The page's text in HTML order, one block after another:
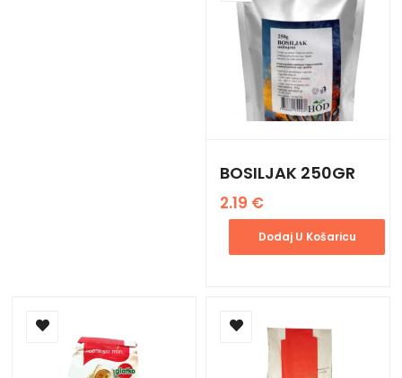
BOSILJAK 250GR
2.19 €
Dodaj U Košaricu